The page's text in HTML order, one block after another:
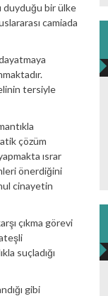
duyduğu bir ülke
camiada
tersiyle
çözüm
ısrar
önerdiğini
cinayetin
çıkma görevi
suçladığı
gibi